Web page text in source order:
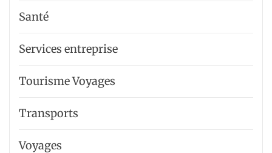
Santé
Services entreprise
Tourisme Voyages
Transports
Voyages